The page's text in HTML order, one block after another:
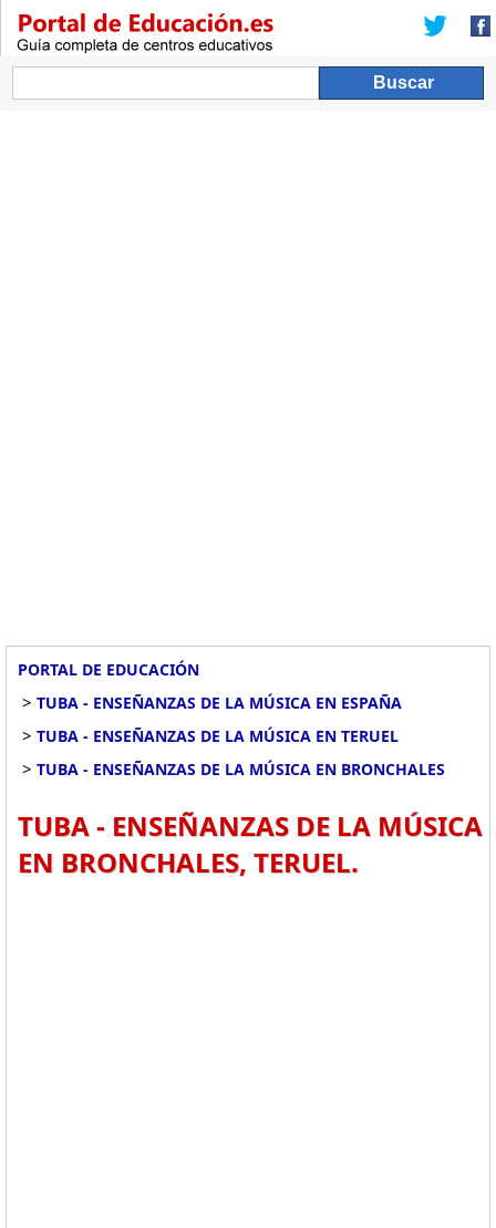
PORTAL DE EDUCACIÓN
> TUBA - ENSEÑANZAS DE LA MÚSICA EN ESPAÑA
> TUBA - ENSEÑANZAS DE LA MÚSICA EN TERUEL
> TUBA - ENSEÑANZAS DE LA MÚSICA EN BRONCHALES
TUBA - ENSEÑANZAS DE LA MÚSICA
EN BRONCHALES, TERUEL.